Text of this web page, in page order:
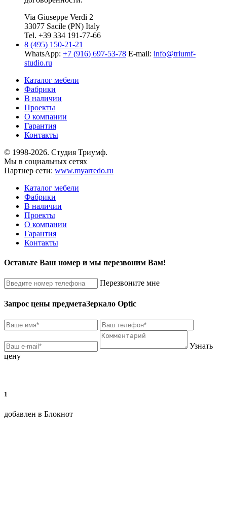
Via Giuseppe Verdi 2
33077 Sacile (PN) Italy
Tel. +39 334 191-77-66
8 (495) 150-21-21
WhatsApp: +7 (916) 697-53-78 E-mail: info@triumf-
studio.ru
Каталог мебели
Фабрики
В наличии
Проекты
О компании
Гарантия
Контакты
© 1998-2026. Студия Триумф.
Мы в социальных сетях
Партнер сети: www.myarredo.ru
Каталог мебели
Фабрики
В наличии
Проекты
О компании
Гарантия
Контакты
Оставьте Ваш номер и мы перезвоним Вам!
Перезвоните мне
Запрос цены предметаЗеркало Optic
Узнать
цену
1
добавлен в Блокнот